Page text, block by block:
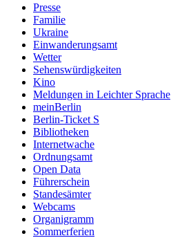
Presse
Familie
Ukraine
Einwanderungsamt
Wetter
Sehenswürdigkeiten
Kino
Meldungen in Leichter Sprache
meinBerlin
Berlin-Ticket S
Bibliotheken
Internetwache
Ordnungsamt
Open Data
Führerschein
Standesämter
Webcams
Organigramm
Sommerferien